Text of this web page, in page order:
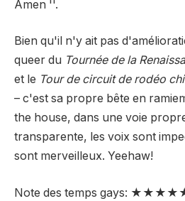
Amen ''.
Bien qu'il n'y ait pas
queer du Tournée de la
et le Tour de circuit de rodéo
– c'est sa propre bête en
the house, dans une voie
transparente, les voix sont
sont merveilleux. Yeehaw!
Note des temps gays: